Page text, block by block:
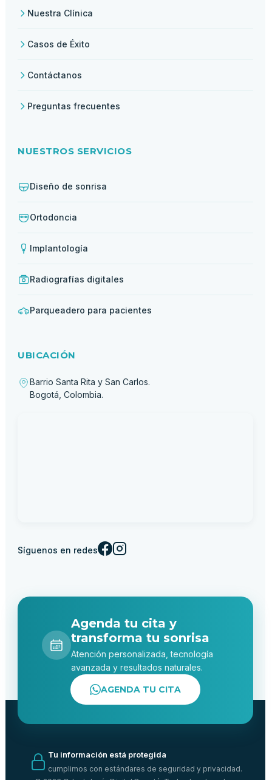
Nuestra Clínica
Casos de Éxito
Contáctanos
Preguntas frecuentes
NUESTROS SERVICIOS
Diseño de sonrisa
Ortodoncia
Implantología
Radiografías digitales
Parqueadero para pacientes
UBICACIÓN
Barrio Santa Rita y San Carlos.
Bogotá, Colombia.
Síguenos en redes
Agenda tu cita y
transforma tu sonrisa
Atención personalizada, tecnología
avanzada y resultados naturales.
AGENDA TU CITA
Tu información está protegida
cumplimos con estándares de seguridad y privacidad.